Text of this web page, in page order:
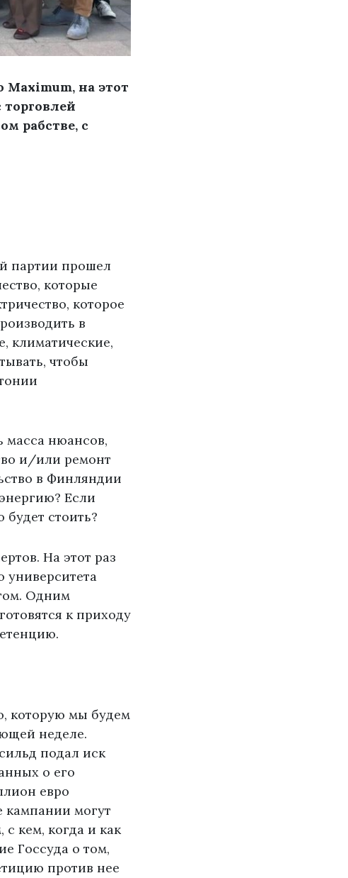
на этот
рабстве, с
партии прошел
которые
которое
в
климатические,
чтобы
масса нюансов,
и/или ремонт
в Финляндии
Если
стоить?
На этот раз
университета
Одним
к приходу
которую мы будем
неделе.
подал иск
о его
евро
кампании могут
кем, когда и как
Госсуда о том,
против нее